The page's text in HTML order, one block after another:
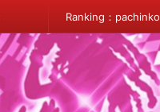
Ranking：pachinko